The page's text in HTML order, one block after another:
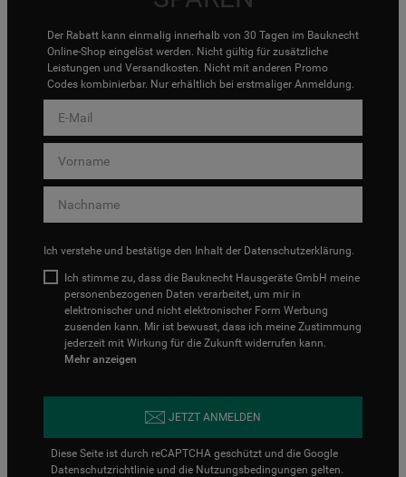
Der Rabatt kann einmalig innerhalb von 30 Tagen im Bauknecht
Online-Shop eingelöst werden. Nicht gültig für zusätzliche
Leistungen und Versandkosten. Nicht mit anderen Promo
Codes kombinierbar. Nur erhältlich bei erstmaliger Anmeldung.
Ich verstehe und bestätige den Inhalt der Datenschutzerklärung
Ich stimme zu, dass die Bauknecht Hausgeräte GmbH meine
personenbezogenen Daten verarbeitet, um mir in
elektronischer und nicht elektronischer Form Werbung
zusenden kann. Mir ist bewusst, dass ich meine Zustimmung
jederzeit mit Wirkung für die Zukunft widerrufen kann.
Mehr anzeigen
JETZT ANMELDEN
Diese Seite ist durch reCAPTCHA geschützt und die Google
Datenschutzrichtlinie und die Nutzungsbedingungen gelten.